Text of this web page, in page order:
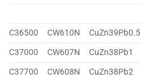
C36500 CW610N CuZn39Pb0.5
C37000
CW607N CuZn38Pb1
C37700
CW608N CuZn38Pb2